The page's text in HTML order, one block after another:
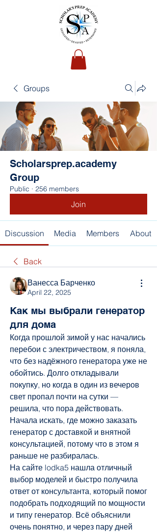
Groups
Scholarsprep.academy
Group
Public · 256 members
Join
Discussion Media Members About
Back
Ванесса Барченко
April 22, 2025
Как мы выбрали генератор
для дома
Когда прошлой зимой у нас начались
перебои с электричеством, я поняла,
что без надёжного генератора уже не
обойтись. Долго откладывали
покупку, но когда в один из вечеров
свет пропал почти на сутки —
решила, что пора действовать.
Начала искать, где можно заказать
генератор с доставкой и внятной
консультацией, потому что в этом я
раньше не разбиралась.
На сайте lodka5 нашла отличный
выбор моделей и быстро получила
ответ от консультанта, который помог
подобрать подходящий по мощности
и типу генератор. Всё объяснили
очень понятно, и через пару дней